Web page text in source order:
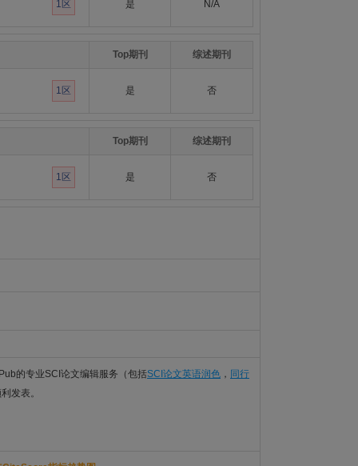
1区 是 N/A
Top期刊 综述期刊
1区 是 否
Top期刊 综述期刊
1区 是 否
的专业SCI论文编辑服务（包括SCI论文英语润色 ， 同行
发表。